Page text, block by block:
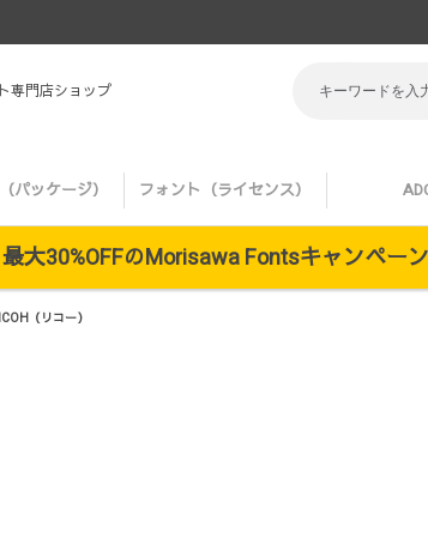
専門店ショップ
パッケージ） フォント（ライセンス）
大30%OFFのMorisawa Fontsキャンペー
（リコー）